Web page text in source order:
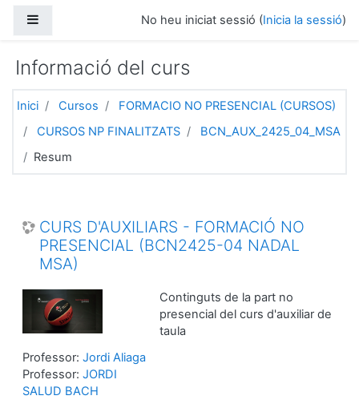
No heu iniciat sessió (Inicia la sessió)
Informació del curs
Inici Cursos
FORMACIO NO PRESENCIAL (CURSOS)
CURSOS NP FINALITZATS
BCN_AUX_2425_04_MSA
Resum
CURS D'AUXILIARS - FORMACIÓ NO
PRESENCIAL (BCN2425-04 NADAL
MSA)
Continguts de la part no
presencial del curs d'auxiliar de
taula
Professor: Jordi Aliaga
Professor: JORDI
SALUD BACH